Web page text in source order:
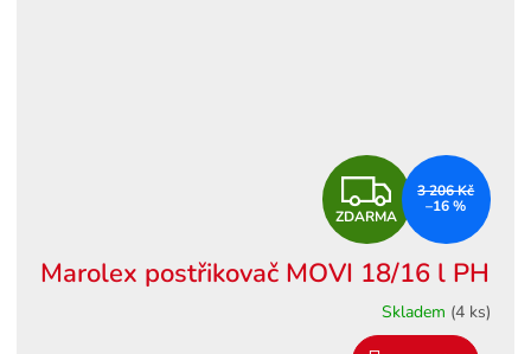
Z
D
A
R
ZDARMA
3 206 Kč
–16 %
Marolex postřikovač MOVI 18/16 l PH
Skladem (4 ks)